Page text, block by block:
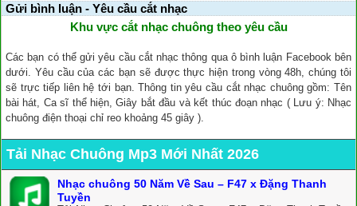
Gửi bình luận - Yêu cầu cắt nhạc
Khu vực cắt nhạc chuông theo yêu cầu
Các bạn có thể gửi yêu cầu cắt nhạc thông qua ô bình luận Facebook bên
dưới. Yêu cầu của các bạn sẽ được thực hiện trong vòng 48h, chúng tôi
sẽ trực tiếp liên hệ tới bạn. Thông tin yêu cầu cắt nhạc chuông gồm: Tên
bài hát, Ca sĩ thể hiện, Giây bắt đầu và kết thúc đoạn nhạc ( Lưu ý: Nhạc
chuông điện thoại chỉ reo khoảng 45 giây ).
Tải Nhạc Chuông Mp3 Mới Nhất 2026
Nhạc chuông 50 Năm Về Sau – F47 x Đặng Thanh
Tuyền